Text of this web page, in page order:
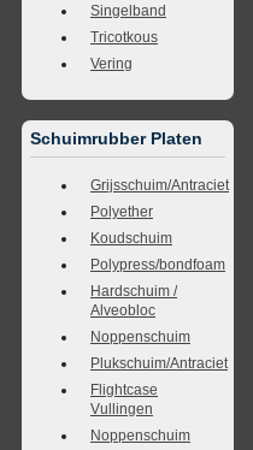
Singelband
Tricotkous
Vering
Schuimrubber Platen
Grijsschuim/Antraciet
Polyether
Koudschuim
Polypress/bondfoam
Hardschuim /
Alveobloc
Noppenschuim
Plukschuim/Antraciet
Flightcase
Vullingen
Noppenschuim